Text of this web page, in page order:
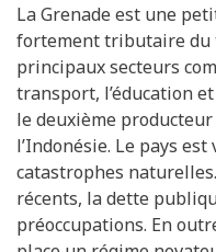
La Grenade est une
fortement tributaire du
principaux secteurs
transport, l’éducation et
le deuxième
l’Indonésie. Le pays
catastrophes
récents, la dette
préoccupations. En